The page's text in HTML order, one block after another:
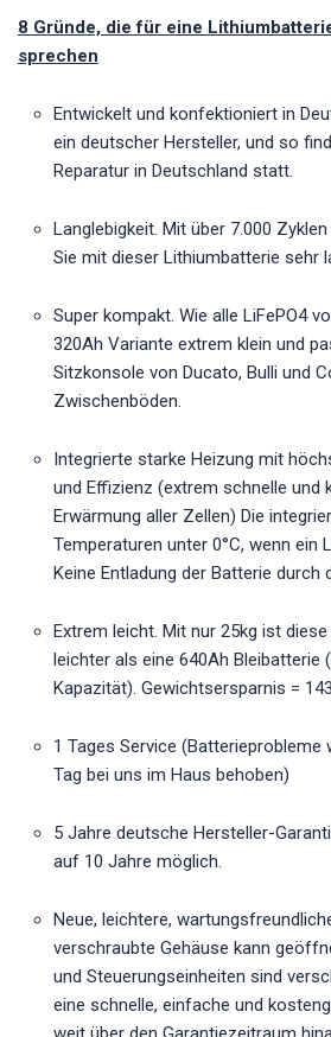
8 Gründe, die für eine
sprechen
Entwickelt und konfektioniert in
ein deutscher Hersteller, und so
Reparatur in Deutschland statt.
Langlebigkeit. Mit über 7.000 Zyklen
Sie mit dieser Lithiumbatterie sehr
Super kompakt. Wie alle LiFePO4
320Ah Variante extrem klein und
Sitzkonsole von Ducato, Bulli und
Zwischenböden.
Integrierte starke Heizung mit
und Effizienz (extrem schnelle und
Erwärmung aller Zellen) Die
Temperaturen unter 0°C, wenn ein
Keine Entladung der Batterie durch
Extrem leicht. Mit nur 25kg ist
leichter als eine 640Ah Bleibatterie
Kapazität). Gewichtsersparnis =
1 Tages Service (Batterieprobleme
Tag bei uns im Haus behoben)
5 Jahre deutsche Hersteller-
auf 10 Jahre möglich.
Neue, leichtere,
verschraubte Gehäuse kann
und Steuerungseinheiten sind
eine schnelle, einfache und